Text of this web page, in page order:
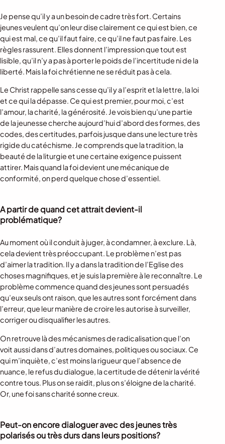
Je pense qu’il y a un besoin de cadre très fort. Certains
jeunes veulent qu’on leur dise clairement ce qui est bien, ce
qui est mal, ce qu’il faut faire, ce qu’il ne faut pas faire. Les
règles rassurent. Elles donnent l’impression que tout est
lisible, qu’il n’y a pas à porter le poids de l’incertitude ni de la
liberté. Mais la foi chrétienne ne se réduit pas à cela.
Le Christ rappelle sans cesse qu’il y a l’esprit et la lettre, la loi
et ce qui la dépasse. Ce qui est premier, pour moi, c’est
l’amour, la charité, la générosité. Je vois bien qu’une partie
de la jeunesse cherche aujourd’hui d’abord des formes, des
codes, des certitudes, parfois jusque dans une lecture très
rigide du catéchisme. Je comprends que la tradition, la
beauté de la liturgie et une certaine exigence puissent
attirer. Mais quand la foi devient une mécanique de
conformité, on perd quelque chose d’essentiel.
A partir de quand cet attrait devient-il
problématique?
Au moment où il conduit à juger, à condamner, à exclure. Là,
cela devient très préoccupant. Le problème n’est pas
d’aimer la tradition. Il y a dans la tradition de l’Eglise des
choses magnifiques, et je suis la première à le reconnaître. Le
problème commence quand des jeunes sont persuadés
qu’eux seuls ont raison, que les autres sont forcément dans
l’erreur, que leur manière de croire les autorise à surveiller,
corriger ou disqualifier les autres.
On retrouve là des mécanismes de radicalisation que l’on
voit aussi dans d’autres domaines, politiques ou sociaux. Ce
qui m’inquiète, c’est moins la rigueur que l’absence de
nuance, le refus du dialogue, la certitude de détenir la vérité
contre tous. Plus on se raidit, plus on s’éloigne de la charité.
Or, une foi sans charité sonne creux.
Peut-on encore dialoguer avec des jeunes très
polarisés ou très durs dans leurs positions?